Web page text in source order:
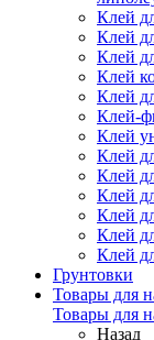
Клей
Клей
Клей
Клей
Клей
Клей-
Клей
Клей
Клей
Клей
Клей
Клей
Клей
Грунтовки
Товары для
Товары для
Назад